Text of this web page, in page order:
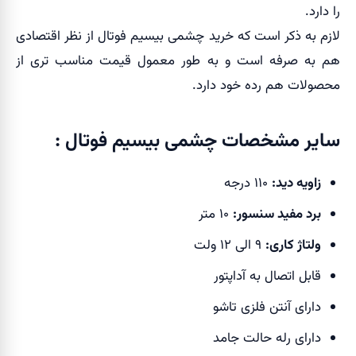
را دارد.
لازم به ذکر است که خرید چشمی بیسیم فوتال از نظر اقتصادی
هم به صرفه است و به طور معمول قیمت مناسب تری از
محصولات هم رده خود دارد.
سایر مشخصات چشمی بیسیم فوتال :
زاویه دید:
برد مفید سنسور:
ولتاژ کاری:
قابل اتصال به آداپتور
دارای آنتن فلزی تاشو
دارای رله حالت جامد